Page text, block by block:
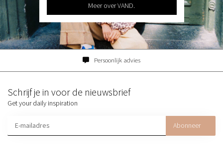
Meer over VAND.
Persoonlijk advies
Schrijf je in voor de nieuwsbrief
Get your daily inspiration
Abonneer